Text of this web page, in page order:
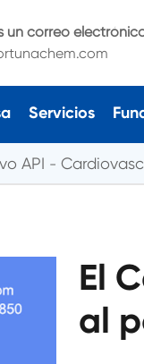
un correo
Servicios
API
El
al